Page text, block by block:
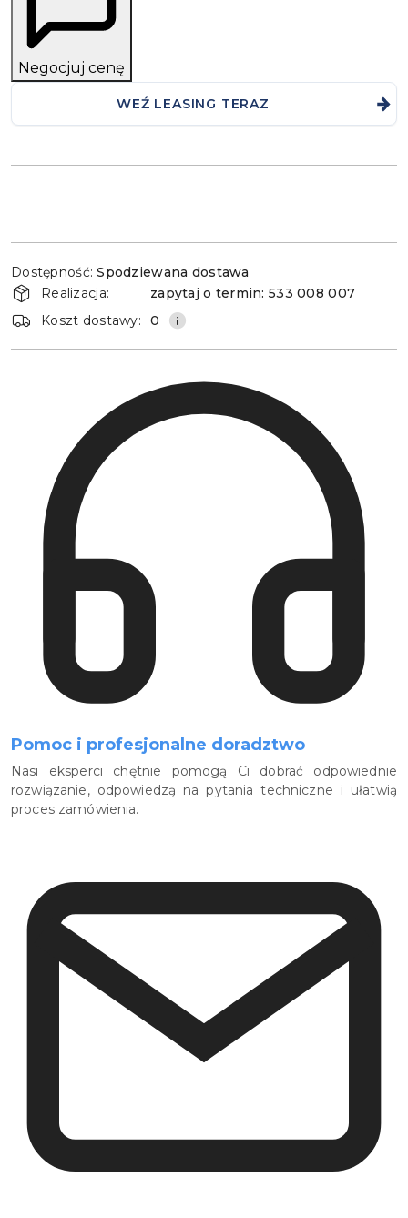
Negocjuj cenę
WEŹ LEASING TERAZ
i
dostawa
Dostępność: Spodziewana dostawa
Realizacja:
zapytaj o termin: 533 008 007
Koszt dostawy:
0
Pomoc i profesjonalne doradztwo
Nasi eksperci chętnie pomogą Ci dobrać odpowiednie
rozwiązanie, odpowiedzą na pytania techniczne i ułatwią
proces zamówienia.